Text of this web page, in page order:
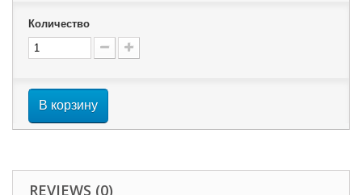
Количество
В корзину
REVIEWS (0)